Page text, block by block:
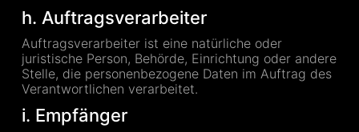
h. Auftragsverarbeiter
Auftragsverarbeiter ist eine natürliche oder
juristische Person, Behörde, Einrichtung oder andere
Stelle, die personenbezogene Daten im Auftrag des
Verantwortlichen verarbeitet.
i. Empfänger